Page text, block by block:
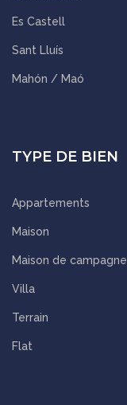
Es Castell
Sant Lluís
Mahón / Maó
TYPE DE BIEN
Appartements
Maison
Maison de campagne
Villa
Terrain
Flat